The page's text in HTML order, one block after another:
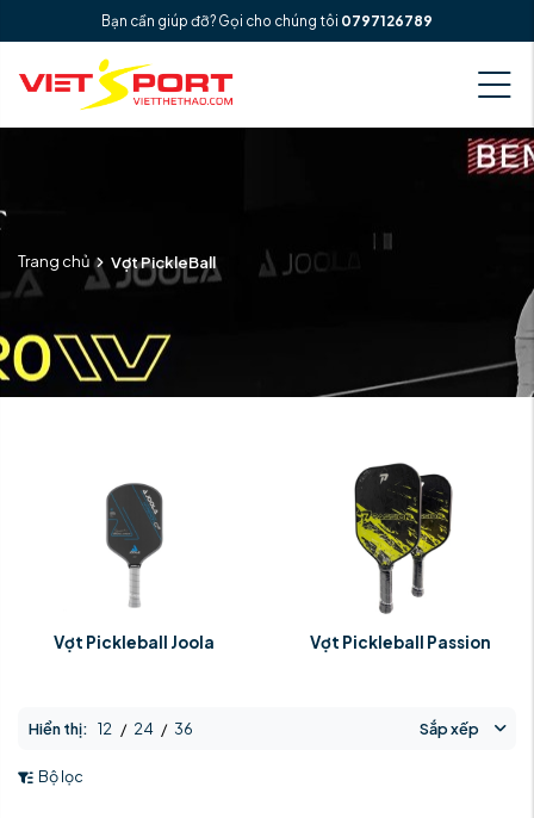
Bạn cần giúp đỡ? Gọi cho chúng tôi 0797126789
Trang chủ Vợt PickleBall
Vợt Pickleball Joola Vợt Pickleball Passion
Hiển thị: 12 / 24 / 36 Sắp xếp
Bộ lọc